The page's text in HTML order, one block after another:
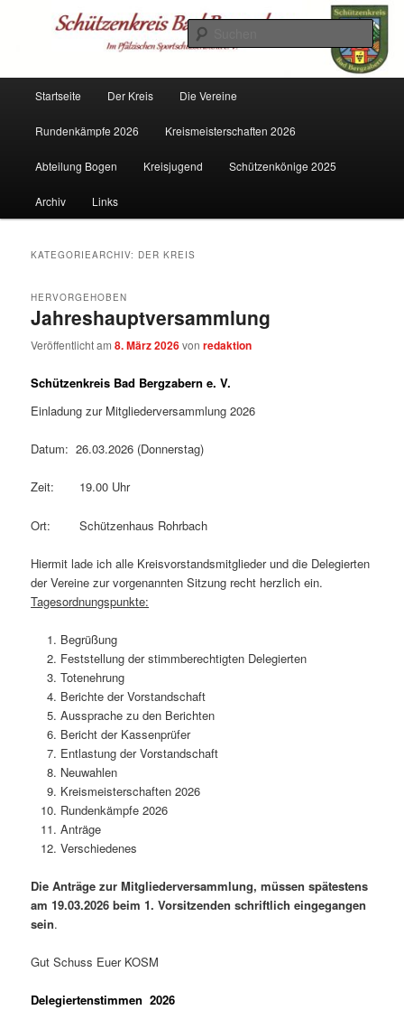
sekundären
Schützenkreis Bad Bergzabern
Startseite Der Kreis Die Vereine
Rundenkämpfe 2026 Kreismeisterschaften 2026
Abteilung Bogen Kreisjugend Schützenkönige 2025
Archiv Links
KATEGORIEARCHIV: DER KREIS
Jahreshauptversammlung
HERVORGEHOBEN
Veröffentlicht am8. März 2026vonredaktion
Schützenkreis Bad Bergzabern e. V.
Einladung zur Mitgliederversammlung 2026
Datum: 26.03.2026 (Donnerstag)
Zeit: 19.00 Uhr
Ort: Schützenhaus Rohrbach
Hiermit lade ich alle Kreisvorstandsmitglieder und die Delegierten
der Vereine zur vorgenannten Sitzung recht herzlich ein.
Tagesordnungspunkte:
Begrüßung
Feststellung der stimmberechtigten Delegierten
Totenehrung
Berichte der Vorstandschaft
Aussprache zu den Berichten
Bericht der Kassenprüfer
Entlastung der Vorstandschaft
Neuwahlen
Kreismeisterschaften 2026
Rundenkämpfe 2026
Anträge
Verschiedenes
Die Anträge zur Mitgliederversammlung, müssen spätestens
am 19.03.2026 beim 1. Vorsitzenden schriftlich eingegangen
sein.
Gut Schuss Euer KOSM
Delegiertenstimmen2026